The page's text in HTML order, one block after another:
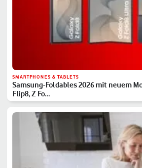
SMARTPHONES & TABLETS
Samsung-Foldables 2026 mit neuem
Flip8, Z Fo…